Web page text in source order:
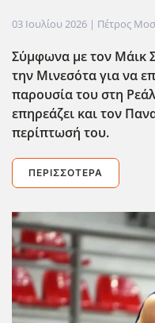
03 Ιουλίου 2026 | Πέτρος
Σ΄υμφωνα με τον Μάικ
την Μινεσότα για να
παρουσία του στη
επηρεάζει και τον
περίπτωσή του.
ΠΕΡΙΣΣΌΤΕΡΑ